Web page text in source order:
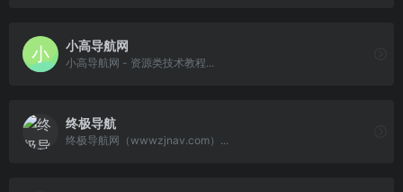
小高导航网
小高导航网 - 资源类技术教程...
终极导航
终极导航网（wwwzjnav.com）...